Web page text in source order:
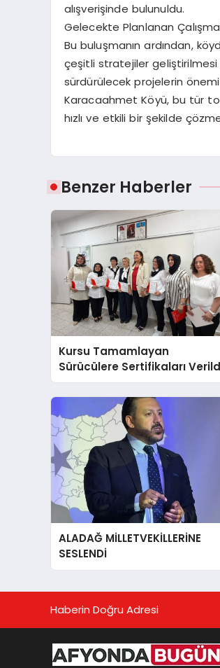
alışverişinde bulunuldu.
Gelecekte Planlanan
Bu buluşmanın ardından,
çeşitli stratejiler geliştirilmesi
sürdürülecek projelerin
Karacaahmet Köyü, bu tür
hızlı ve etkili bir şekilde
Benzer Haberler
Kursu Tamamlayan
Sürücülere Sertifikaları
ALADAĞ MİLLETVEKİLLERİNE
SESLENDİ
Haberin Doğru Adresi